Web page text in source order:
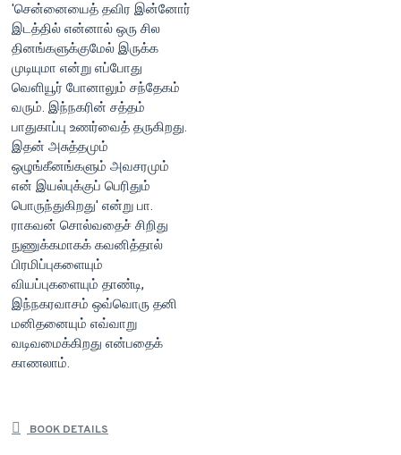
'சென்னையைத் தவிர இன்னோர்
இடத்தில் என்னால் ஒரு சில
தினங்களுக்குமேல் இருக்க
முடியுமா என்று எப்போது
வெளியூர் போனாலும் சந்தேகம்
வரும். இந்நகரின் சத்தம்
பாதுகாப்பு உணர்வைத் தருகிறது.
இதன் அசுத்தமும்
ஒழுங்கீனங்களும் அவசரமும்
என் இயல்புக்குப் பெரிதும்
பொருந்துகிறது' என்று பா.
ராகவன் சொல்வதைச் சிறிது
நுணுக்கமாகக் கவனித்தால்
பிரமிப்புகளையும்
வியப்புகளையும் தாண்டி,
இந்நகரவாசம் ஒவ்வொரு தனி
மனிதனையும் எவ்வாறு
வடிவமைக்கிறது என்பதைக்
காணலாம்.
BOOK DETAILS